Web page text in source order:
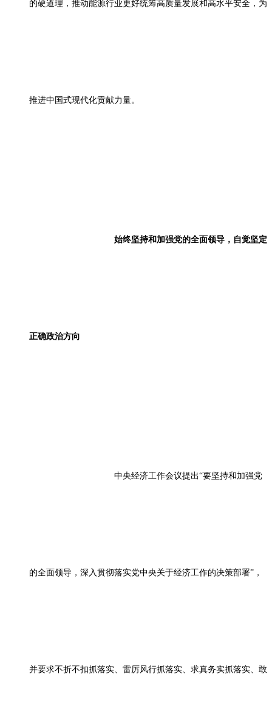
的硬道理，推动能源行业更好统筹高质量发展和高水平安全，为
推进中国式现代化贡献力量。
始终坚持和加强党的全面领导，自觉坚定
正确政治方向
中央经济工作会议提出“要坚持和加强党
的全面领导，深入贯彻落实党中央关于经济工作的决策部署”，
并要求不折不扣抓落实、雷厉风行抓落实、求真务实抓落实、敢